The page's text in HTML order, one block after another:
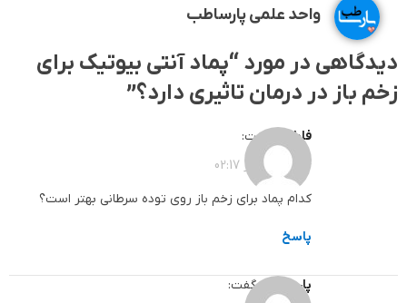
واحد علمی پارساطب
دیدگاهی در مورد “پماد آنتی بیوتیک برای
زخم باز در درمان تاثیری دارد؟”
فاطمه
گفت:
1404-01-14 در 02:17
کدام پماد برای زخم باز روی توده سرطانی بهتر است؟
پاسخ
پارساطب
گفت: